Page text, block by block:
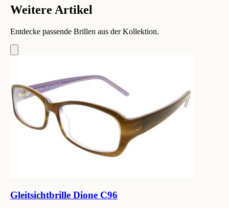
Weitere Artikel
Entdecke passende Brillen aus der Kollektion.
Gleitsichtbrille Dione C96